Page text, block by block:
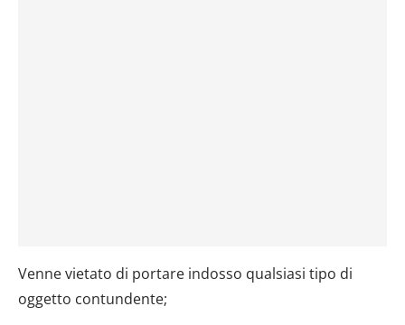
Venne vietato di portare indosso qualsiasi tipo di
oggetto contundente;